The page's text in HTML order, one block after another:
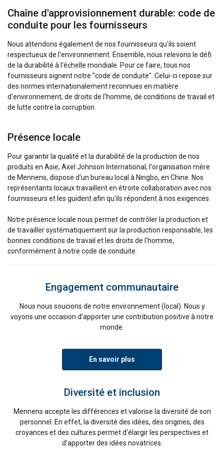
Chaîne d'approvisionnement durable: code de
conduite pour les fournisseurs
Nous attendons également de nos fournisseurs qu'ils soient
respectueux de l'environnement. Ensemble, nous relevons le défi
de la durabilité à l'échelle mondiale. Pour ce faire, tous nos
fournisseurs signent notre "code de conduite". Celui-ci repose sur
des normes internationalement reconnues en matière
d'environnement, de droits de l'homme, de conditions de travail et
de lutte contre la corruption.
Présence locale
Pour garantir la qualité et la durabilité de la production de nos
produits en Asie, Axel Johnson International, l'organisation mère
de Mennens, dispose d'un bureau local à Ningbo, en Chine. Nos
représentants locaux travaillent en étroite collaboration avec nos
fournisseurs et les guident afin qu'ils répondent à nos exigences.
Notre présence locale nous permet de contrôler la production et
de travailler systématiquement sur la production responsable, les
bonnes conditions de travail et les droits de l'homme,
conformément à notre code de conduite.
Engagement communautaire
Nous nous soucions de notre environnement (local). Nous y
voyons une occasion d'apporter une contribution positive à notre
monde.
En savoir plus
Diversité et inclusion
Mennens accepte les différences et valorise la diversité de son
personnel. En effet, la diversité des idées, des origines, des
croyances et des cultures permet d'élargir les perspectives et
d'apporter des idées novatrices.
contenu, les publicités et analyser notre trafic.
Nous partageons également des informations
partenaires de publicité et d"analyse qui
peuvent les combiner avec d"autres
informations que vous leur avez fournies ou
qu"ils ont collectées lors de votre utilisation de
leurs services. Privacybeleid
Fonctionnalité Non classifiés
ACCEPTER TOUT
REFUSER TOUT